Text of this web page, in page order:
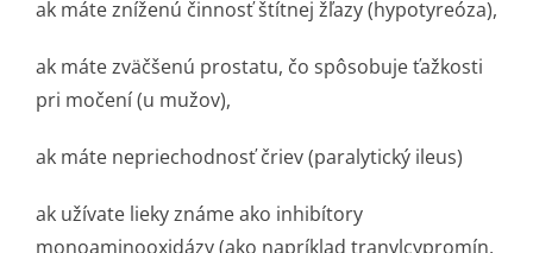
ak máte zníženú činnosť štítnej žľazy (hypotyreóza),
ak máte zväčšenú prostatu, čo spôsobuje ťažkosti
pri močení (u mužov),
ak máte nepriechodnosť čriev (paralytický ileus)
ak užívate lieky známe ako inhibítory
monoaminooxidázy (ako napríklad tranylcypromín,